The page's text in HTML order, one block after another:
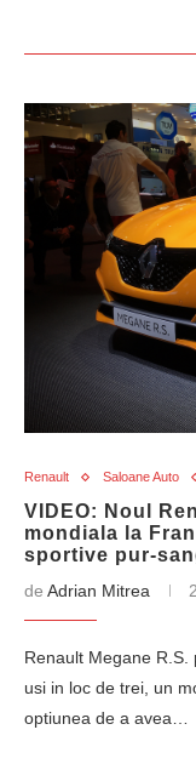
Renault Saloane Auto
VIDEO: Noul
mondiala la
sportive pur-
de Adrian Mitrea
Renault Megane
usi in loc de trei, un
optiunea de a avea…